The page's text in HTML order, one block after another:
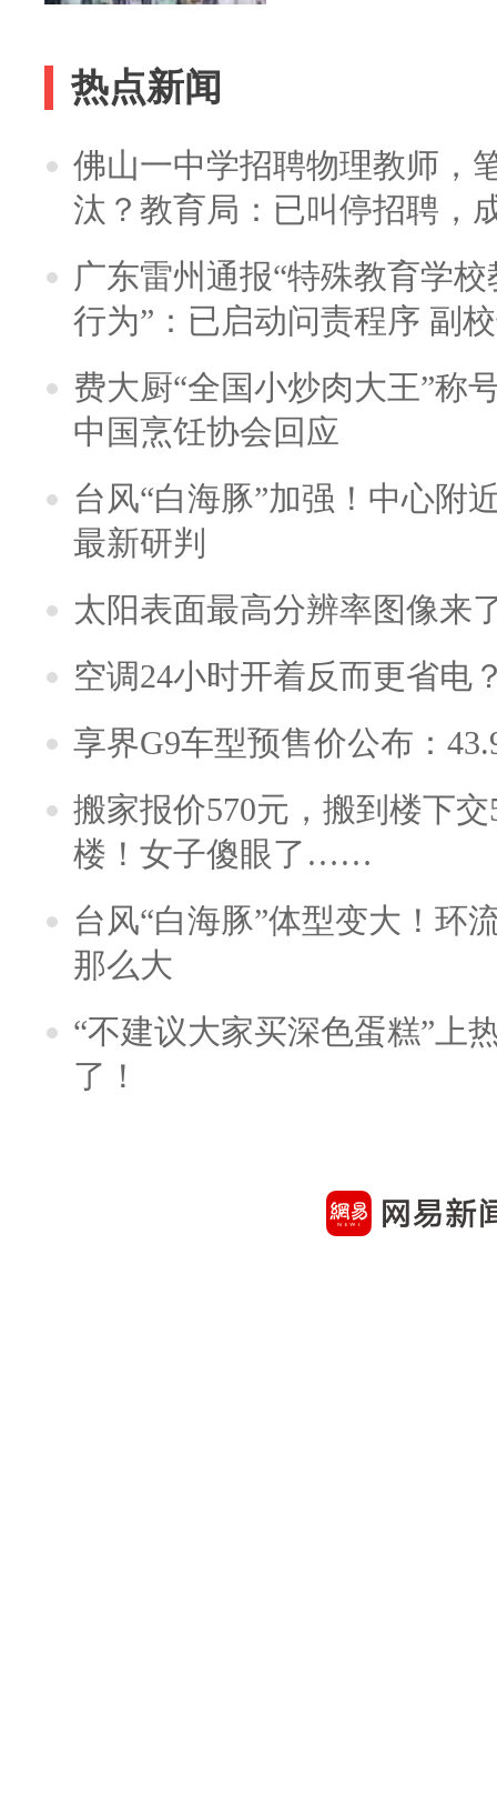
热点新闻
佛山一中学招聘物理教师，
汰？教育局：已叫停招聘，
广东雷州通报“特殊教育学
行为”：已启动问责程序 副
费大厨“全国小炒肉大王”称
中国烹饪协会回应
台风“白海豚”加强！中心附
最新研判
太阳表面最高分辨率图像来
空调24小时开着反而更省电
享界G9车型预售价公布：
搬家报价570元，搬到楼下
楼！女子傻眼了……
台风“白海豚”体型变大！环
那么大
“不建议大家买深色蛋糕”上
了！